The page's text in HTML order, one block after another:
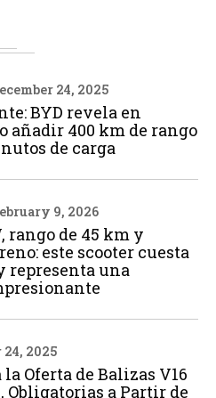
24, 2025
BYD revela en
añadir 400 km de rango
de carga
9, 2026
rango de 45 km y
este scooter cuesta
representa una
24, 2025
la Oferta de Balizas V16
Obligatorias a Partir de